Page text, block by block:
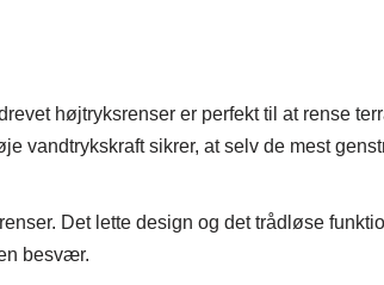
højtryksrenser er perfekt til at rense
vandtrykskraft sikrer, at selv de mest
Det lette design og det trådløse
besvær.